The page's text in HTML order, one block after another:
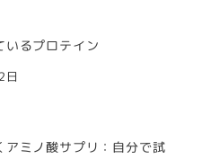
いるプロテイン
日
アミノ酸サプリ：自分で試